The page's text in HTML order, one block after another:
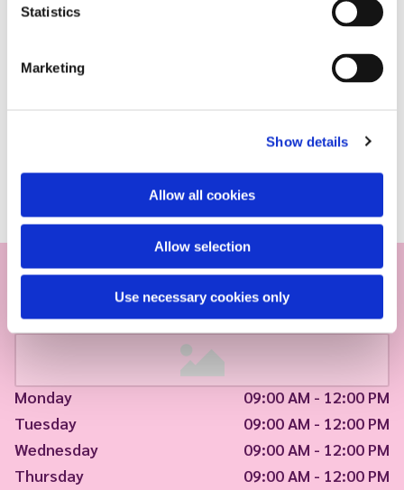
Statistics
Marketing
Show details
Allow all cookies
Allow selection
Use necessary cookies only
Monday
09:00 AM - 12:00 PM
Tuesday
09:00 AM - 12:00 PM
Wednesday
09:00 AM - 12:00 PM
Thursday
09:00 AM - 12:00 PM